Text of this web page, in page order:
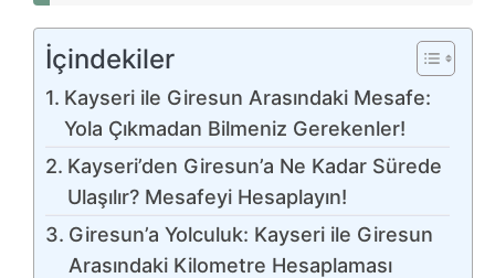
İçindekiler
Kayseri ile Giresun Arasındaki Mesafe:
Yola Çıkmadan Bilmeniz Gerekenler!
Kayseri’den Giresun’a Ne Kadar Sürede
Ulaşılır? Mesafeyi Hesaplayın!
Giresun’a Yolculuk: Kayseri ile Giresun
Arasındaki Kilometre Hesaplaması